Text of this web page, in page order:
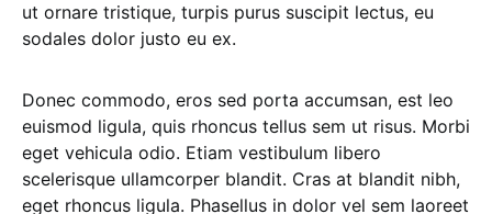
ut ornare tristique, turpis purus suscipit lectus, eu
sodales dolor justo eu ex.
Donec commodo, eros sed porta accumsan, est leo
euismod ligula, quis rhoncus tellus sem ut risus. Morbi
eget vehicula odio. Etiam vestibulum libero
scelerisque ullamcorper blandit. Cras at blandit nibh,
eget rhoncus ligula. Phasellus in dolor vel sem laoreet